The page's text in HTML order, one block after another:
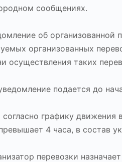
сообщениях.
об организованной
организованных
осуществления таких
подается до
согласно графику движения
4 часа, в состав
перевозки